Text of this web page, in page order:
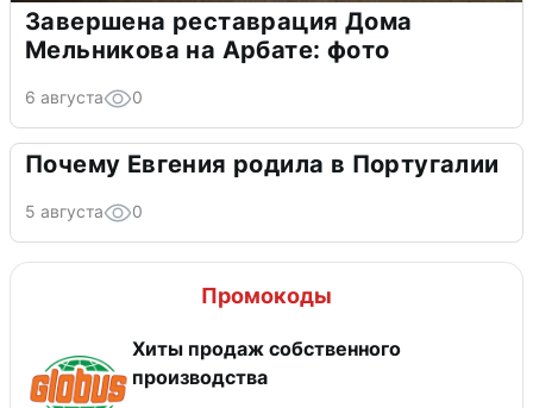
Завершена реставрация Дома
Мельникова на Арбате: фото
6 августа 0
Почему Евгения родила в Португалии
5 августа 0
Промокоды
Хиты продаж собственного
производства